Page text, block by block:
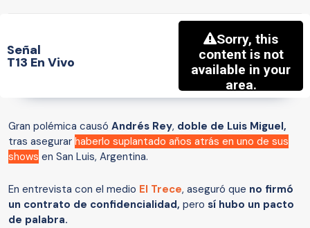
Señal
T13 En Vivo
Gran polémica causó Andrés Rey, doble de Luis Miguel,
tras asegurar haberlo suplantado años atrás en uno de sus
shows en San Luis, Argentina.
En entrevista con el medio El Trece, aseguró que no firmó
un contrato de confidencialidad, pero sí hubo un pacto
de palabra.